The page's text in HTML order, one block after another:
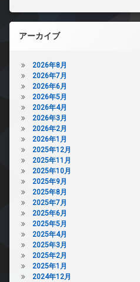
カ
駐
車
場
駐
輪
場
ス
地
内
ゴ
ミ
置
き
場
防
犯
カ
メ
ラ
駐
輪
場
ト
ロ
ッ
ザ
イ
ナ
ー
ズ
ペ
ッ
ト
可
内
廊
下
敷
アーカイブ
2026年8月
2026年7月
2026年6月
2026年5月
2026年4月
2026年3月
2026年2月
2026年1月
2025年12月
2025年11月
2025年10月
2025年9月
2025年8月
2025年7月
2025年6月
2025年5月
2025年4月
2025年3月
2025年2月
2025年1月
2024年12月